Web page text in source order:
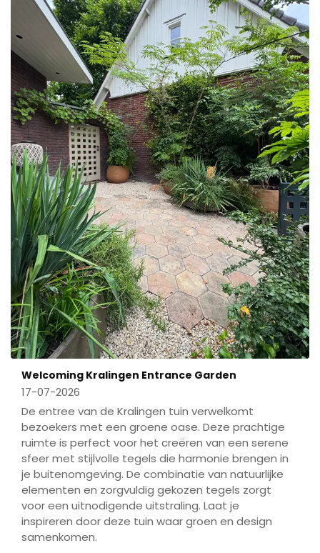
Welcoming Kralingen Entrance Garden
17-07-2026
De entree van de Kralingen tuin verwelkomt
bezoekers met een groene oase. Deze prachtige
ruimte is perfect voor het creëren van een serene
sfeer met stijlvolle tegels die harmonie brengen in
je buitenomgeving. De combinatie van natuurlijke
elementen en zorgvuldig gekozen tegels zorgt
voor een uitnodigende uitstraling. Laat je
inspireren door deze tuin waar groen en design
samenkomen.